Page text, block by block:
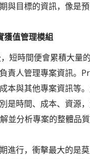
與目標的資訊，像是
獲值管理模組
短時間便會累積大量
責人管理專案資訊。
本與其他專案資訊等
是時間、成本、資源
並分析專案的整體品質
進行，衝擊最大的是